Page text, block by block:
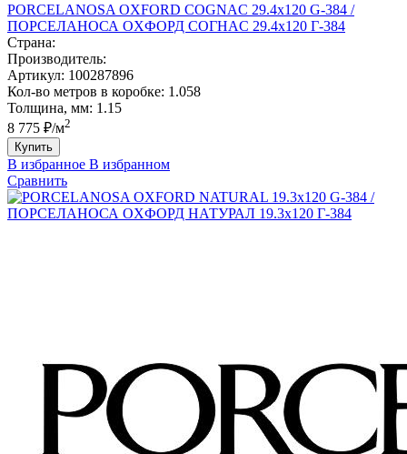
PORCELANOSA OXFORD COGNAC 29.4х120 G-384 /
ПОРCЕЛАНОСА ОXФОРД CОГНАC 29.4х120 Г-384
Страна:
Производитель:
Артикул: 100287896
Кол-во метров в коробке: 1.058
Толщина, мм: 1.15
8 775 ₽/м2
Купить
В избранное В избранном
Сравнить